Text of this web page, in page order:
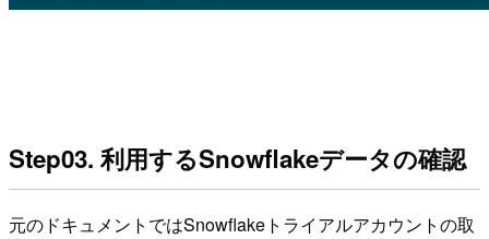
Step03. 利用するSnowflakeデータの確認
元のドキュメントではSnowflakeトライアルアカウントの取